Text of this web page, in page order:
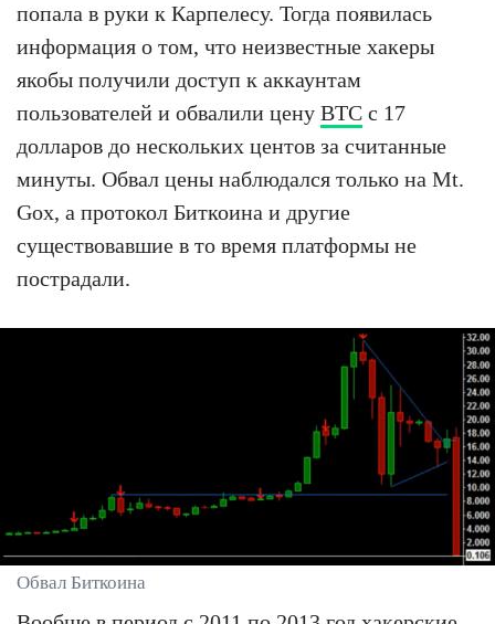
попала в руки к Карпелесу. Тогда появилась
информация о том, что неизвестные хакеры
якобы получили доступ к аккаунтам
пользователей и обвалили цену BTC c 17
долларов до нескольких центов за считанные
минуты. Обвал цены наблюдался только на Mt.
Gox, а протокол Биткоина и другие
существовавшие в то время платформы не
пострадали.
Обвал Биткоина